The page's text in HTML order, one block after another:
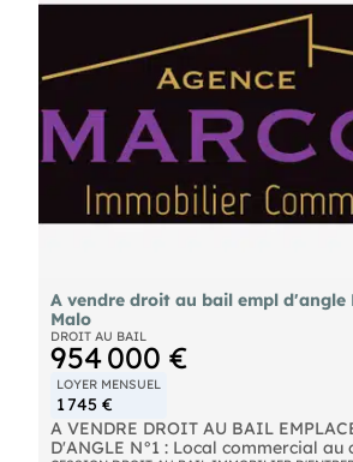
commerciales ou tertiaires. => Les +
récemment rénové Aménagement
à exploiter Pour plus d’informations
une visite, merci de me contacter.
A vendre droit au bail empl d'angle
Malo
DROIT AU BAIL
954 000 €
LOYER MENSUEL
1 745 €
A VENDRE DROIT AU BAIL
D'ANGLE N°1 : Local commercial